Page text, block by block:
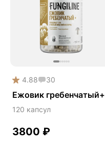
4.88 30
Ежовик гребенчатый+
120 капсул
3800 ₽